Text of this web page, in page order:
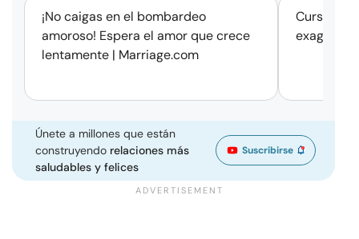
¡No caigas en el bombardeo
amoroso! Espera el amor que crece
lentamente | Marriage.com
Cursos
Únete a millones que están
construyendo relaciones más
saludables y felices
Suscribirse